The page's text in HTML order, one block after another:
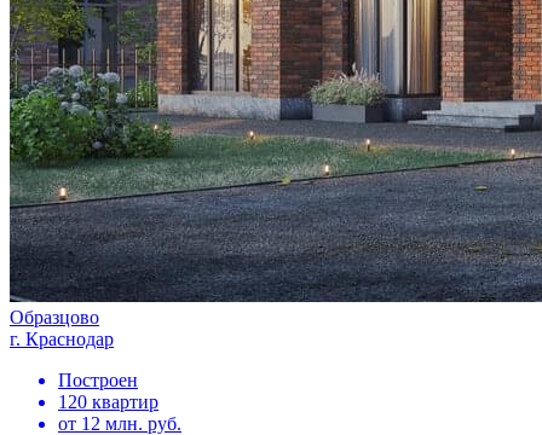
Образцово
г. Краснодар
Построен
120 квартир
от 12 млн. руб.